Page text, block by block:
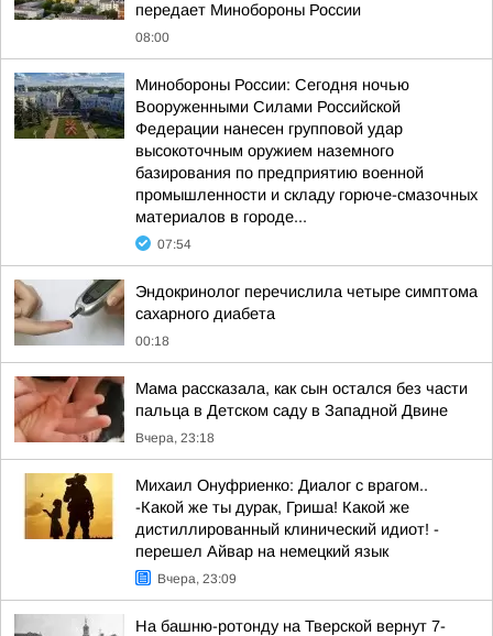
передает Минобороны России
08:00
Минобороны России: Сегодня ночью
Вооруженными Силами Российской
Федерации нанесен групповой удар
высокоточным оружием наземного
базирования по предприятию военной
промышленности и складу горюче-смазочных
материалов в городе...
07:54
Эндокринолог перечислила четыре симптома
сахарного диабета
00:18
Мама рассказала, как сын остался без части
пальца в Детском саду в Западной Двине
Вчера, 23:18
Михаил Онуфриенко: Диалог с врагом..
-Какой же ты дурак, Гриша! Какой же
дистиллированный клинический идиот! -
перешел Айвар на немецкий язык
Вчера, 23:09
На башню-ротонду на Тверской вернут 7-